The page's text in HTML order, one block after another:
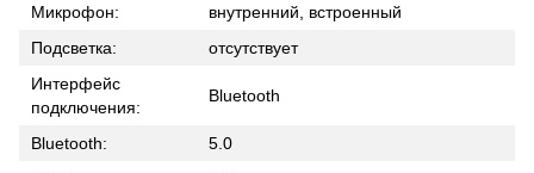
Микрофон:
внутренний, встроенный
Подсветка:
отсутствует
Интерфейс
подключения:
Bluetooth
Bluetooth:
5.0